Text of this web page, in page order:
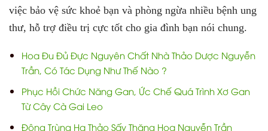
việc bảo vệ sức khoẻ bạn và phòng ngừa nhiều bệnh ung
thư, hỗ trợ điều trị cực tốt cho gia đình bạn nói chung.
Hoa Đu Đủ Đực Nguyên Chất Nhà Thảo Dược Nguyễn
Trần, Có Tác Dụng Như Thế Nào ?
Phục Hồi Chức Năng Gan, Ức Chế Quá Trình Xơ Gan
Từ Cây Cà Gai Leo
Đông Trùng Hạ Thảo Sấy Thăng Hoa Nguyễn Trần